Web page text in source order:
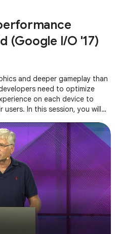
(Google I/O '17)
and deeper gameplay than
need to optimize
on each device to
In this session, you will